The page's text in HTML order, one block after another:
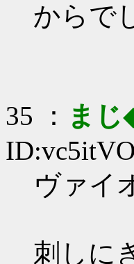
からで
35 ： まじ
ヴァイ
刺しに